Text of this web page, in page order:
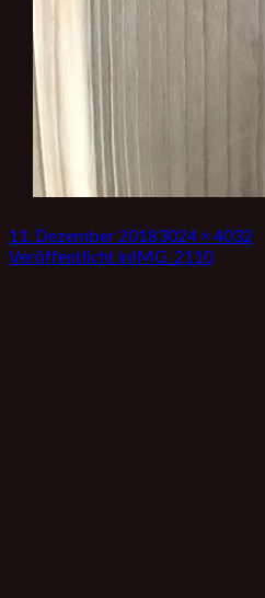
Veröffentlicht
am
11. Dezember 2018Volle
Größe
3024 × 4032
Beitrags-
Veröffentlicht inIMG_2110